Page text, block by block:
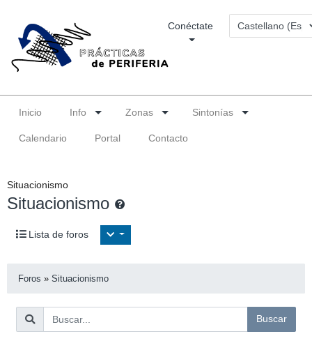
Conéctate
Inicio Info Zonas Sintonías
Calendario Portal Contacto
Situacionismo
Situacionismo
Lista de foros
Foros » Situacionismo